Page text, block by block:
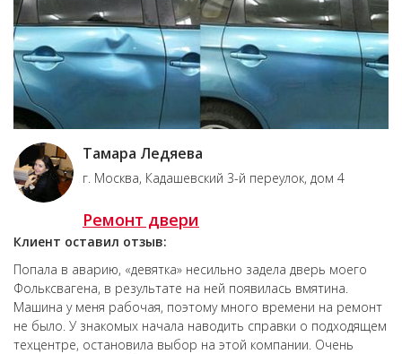
Тамара Ледяева
г. Москва, Кадашевский 3-й переулок, дом 4
Ремонт двери
Клиент оставил отзыв:
Попала в аварию, «девятка» несильно задела дверь моего
Фольксвагена, в результате на ней появилась вмятина.
Машина у меня рабочая, поэтому много времени на ремонт
не было. У знакомых начала наводить справки о подходящем
техцентре, остановила выбор на этой компании. Очень